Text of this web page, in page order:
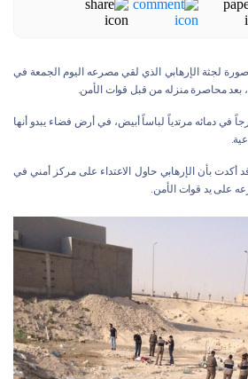
لجثة الإرهابي الذي لقي مصرعه اليوم الجمعة في
بعد محاصرة منزله من قبل قوات الأمن.
في دمائه مرتدياً لباساً أبيض، في أرض فضاء يبدو أنها
قد أكدت بأن الإرهابي حاول الاعتداء على مركز أمني في
على يد قوات الأمن.